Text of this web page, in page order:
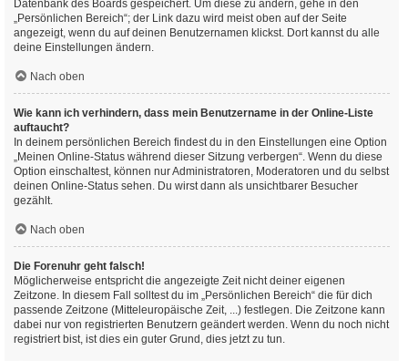
Datenbank des Boards gespeichert. Um diese zu ändern, gehe in den
„Persönlichen Bereich“; der Link dazu wird meist oben auf der Seite
angezeigt, wenn du auf deinen Benutzernamen klickst. Dort kannst du alle
deine Einstellungen ändern.
Nach oben
Wie kann ich verhindern, dass mein Benutzername in der Online-Liste
auftaucht?
In deinem persönlichen Bereich findest du in den Einstellungen eine Option
„Meinen Online-Status während dieser Sitzung verbergen“. Wenn du diese
Option einschaltest, können nur Administratoren, Moderatoren und du selbst
deinen Online-Status sehen. Du wirst dann als unsichtbarer Besucher
gezählt.
Nach oben
Die Forenuhr geht falsch!
Möglicherweise entspricht die angezeigte Zeit nicht deiner eigenen
Zeitzone. In diesem Fall solltest du im „Persönlichen Bereich“ die für dich
passende Zeitzone (Mitteleuropäische Zeit, ...) festlegen. Die Zeitzone kann
dabei nur von registrierten Benutzern geändert werden. Wenn du noch nicht
registriert bist, ist dies ein guter Grund, dies jetzt zu tun.